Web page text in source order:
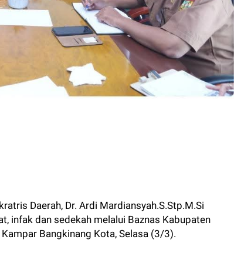
Daerah, Dr. Ardi Mardiansyah.S.Stp.M.Si
infak dan sedekah melalui Baznas Kabupaten
Bangkinang Kota, Selasa (3/3).